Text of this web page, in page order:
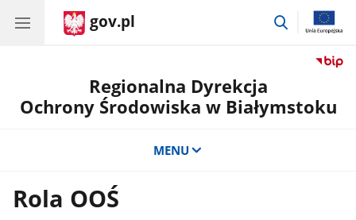
gov.pl
przejdź
Regionalna Dyrekcja
Ochrony Środowiska w Białymstoku
MENU
Rola OOŚ